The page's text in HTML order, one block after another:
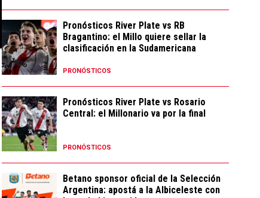
Pronósticos River Plate vs RB
Bragantino: el Millo quiere sellar la
clasificación en la Sudamericana
PRONÓSTICOS
Pronósticos River Plate vs Rosario
Central: el Millonario va por la final
PRONÓSTICOS
Betano sponsor oficial de la Selección
Argentina: apostá a la Albiceleste con